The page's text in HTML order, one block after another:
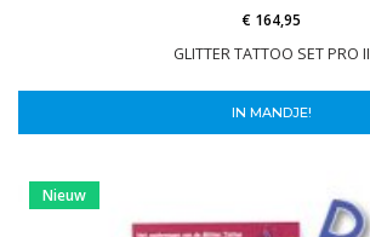
GLITTER TATTOO SET PRO II
€ 164,95
IN MANDJE!
Nieuw